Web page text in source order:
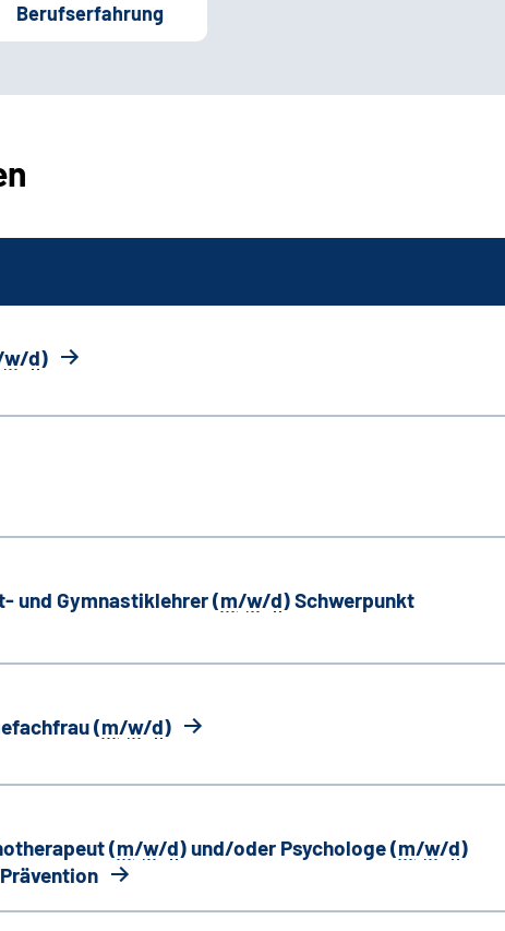
Berufserfahrung
w/d)
und Gymnastiklehrer (m/w/d) Schwerpunkt
(m/w/d)
(m/w/d) und/oder Psychologe (m/w/d)